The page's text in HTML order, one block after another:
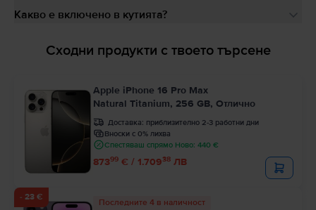
Какво е включено в кутията?
Сходни продукти с твоето търсене
Apple iPhone 16 Pro Max
Natural Titanium, 256 GB, Отлично
Доставка: приблизително 2-3 работни дни
Вноски с 0% лихва
Спестяваш спрямо Ново: 440 €
87399 € / 1.70938 ЛВ
- 23 €
Последните 4 в наличност